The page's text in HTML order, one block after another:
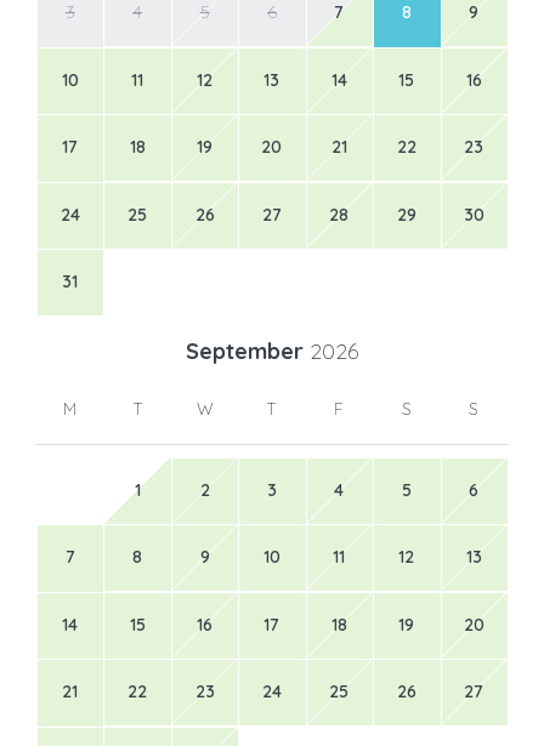
3 4 5 6 7 8 9
10 11 12 13 14 15 16
17 18 19 20 21 22 23
24 25 26 27 28 29 30
31
September 2026
M T W T F S S
1 2 3 4 5 6
7 8 9 10 11 12 13
14 15 16 17 18 19 20
21 22 23 24 25 26 27